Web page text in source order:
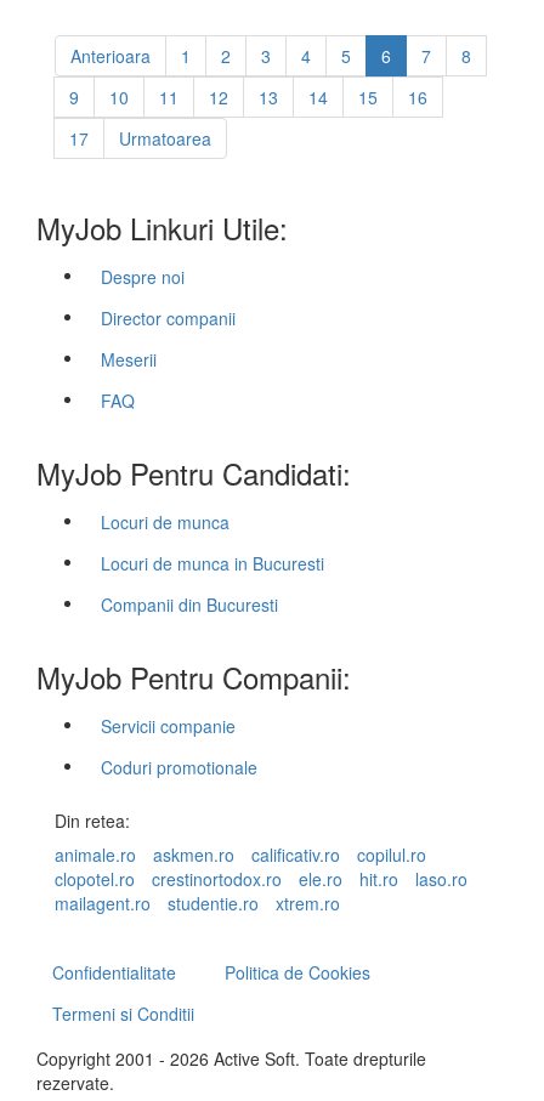
Anterioara 1 2 3 4 5 6 7
8
9
10 11 12 13 14 15
16
17
Urmatoarea
MyJob Linkuri Utile:
Despre noi
Director companii
Meserii
FAQ
MyJob Pentru Candidati:
Locuri de munca
Locuri de munca in Bucuresti
Companii din Bucuresti
MyJob Pentru Companii:
Servicii companie
Coduri promotionale
Din retea:
animale.ro
askmen.ro calificativ.ro
copilul.ro
clopotel.ro
crestinortodox.ro ele.ro hit.ro
laso.ro
mailagent.ro
studentie.ro xtrem.ro
Confidentialitate
Politica de Cookies
Termeni si Conditii
Copyright 2001 - 2026 Active Soft. Toate drepturile
rezervate.